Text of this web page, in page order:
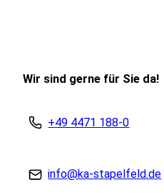
Wir sind gerne für Sie da!
+49 4471 188-0
info@ka-stapelfeld.de